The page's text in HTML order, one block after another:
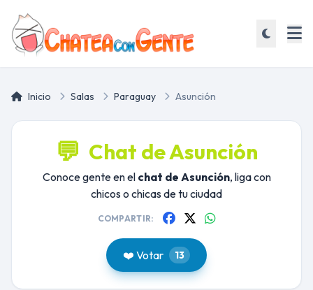
Inicio Salas Paraguay Asunción
💬 Chat de Asunción
Conoce gente en el chat de Asunción, liga con
chicos o chicas de tu ciudad
COMPARTIR:
❤️ Votar 13